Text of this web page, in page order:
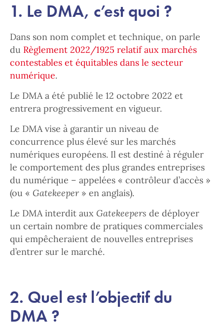
1. Le DMA, c’est quoi ?
Dans son nom complet et technique, on parle
du Règlement 2022/1925 relatif aux marchés
contestables et équitables dans le secteur
numérique.
Le DMA a été publié le 12 octobre 2022 et
entrera progressivement en vigueur.
Le DMA vise à garantir un niveau de
concurrence plus élevé sur les marchés
numériques européens. Il est destiné à réguler
le comportement des plus grandes entreprises
du numérique – appelées « contrôleur d’accès »
(ou « Gatekeeper » en anglais).
Le DMA interdit aux Gatekeepers de déployer
un certain nombre de pratiques commerciales
qui empêcheraient de nouvelles entreprises
d’entrer sur le marché.
2. Quel est l’objectif du
DMA ?